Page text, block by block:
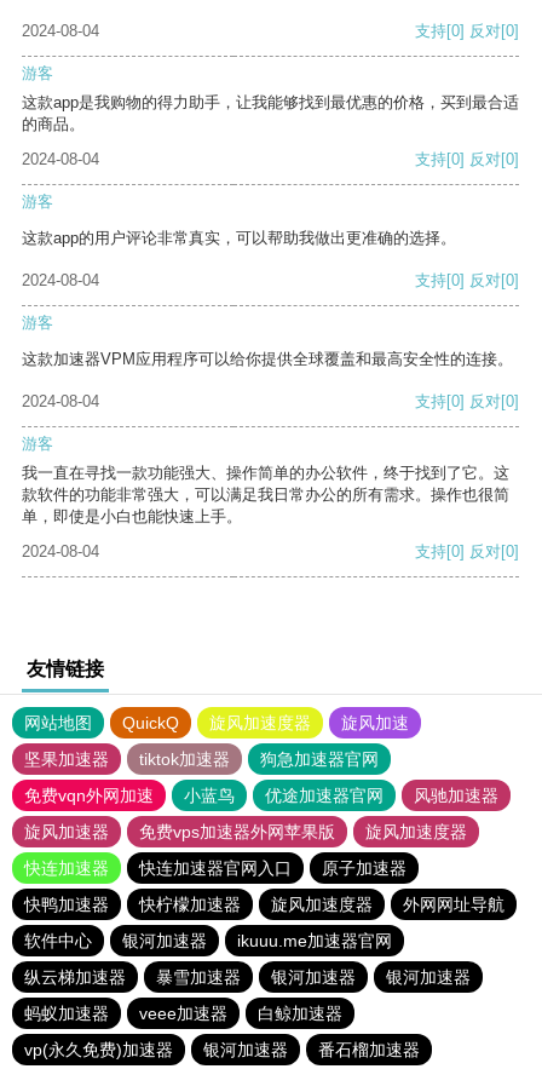
2024-08-04 支持[0] 反对[0]
游客
这款app是我购物的得力助手，让我能够找到最优惠的价格，买到最合适
的商品。
2024-08-04
支持[0] 反对[0]
游客
这款app的用户评论非常真实，可以帮助我做出更准确的选择。
2024-08-04 支持[0] 反对[0]
游客
这款加速器VPM应用程序可以给你提供全球覆盖和最高安全性的连接。
2024-08-04 支持[0] 反对[0]
游客
我一直在寻找一款功能强大、操作简单的办公软件，终于找到了它。这
款软件的功能非常强大，可以满足我日常办公的所有需求。操作也很简
单，即使是小白也能快速上手。
2024-08-04
支持[0] 反对[0]
友情链接
网站地图 QuickQ 旋风加速度器
旋风加速
坚果加速器
tiktok加速器
狗急加速器官网
免费vqn外网加速
小蓝鸟 优途加速器官网
风驰加速器
旋风加速器
免费vps加速器外网苹果版
旋风加速度器
快连加速器
快连加速器官网入口
原子加速器
快鸭加速器
快柠檬加速器 旋风加速度器
外网网址导航
软件中心
银河加速器
ikuuu.me加速器官网
纵云梯加速器
暴雪加速器 银河加速器
银河加速器
蚂蚁加速器
veee加速器
白鲸加速器
vp(永久免费)加速器
银河加速器 番石榴加速器